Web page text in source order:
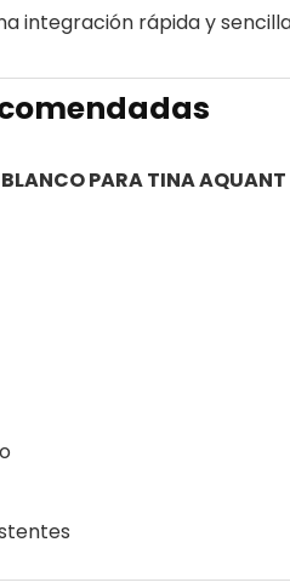
integración rápida y
PARA TINA AQUANT